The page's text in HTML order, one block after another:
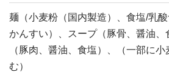
麺（小麦粉（国内製造）、食塩/乳酸
かんすい）、スープ（豚骨、醤油、
（豚肉、醤油、食塩）、（一部に
む）